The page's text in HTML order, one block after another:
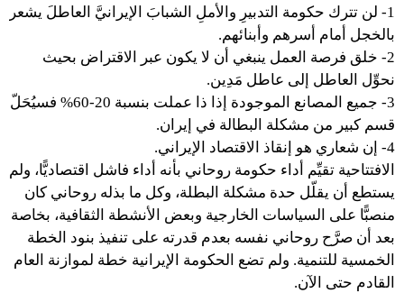
1- لن تترك حكومة التدبيرِ والأملِ الشبابَ الإيرانيَّ العاطلَ يشعر
بالخجل أمام أسرهم وأبنائهم.
2- خلق فرصة العمل ينبغي أن لا يكون عبر الاقتراض بحيث
نحوِّل العاطل إلى عاطل مَدِين.
3- جميع المصانع الموجودة إذا ذا عملت بنسبة 20-60% فسيُحَلّ
قسم كبير من مشكلة البطالة في إيران.
4- إن شعاري هو إنقاذ الاقتصاد الإيراني.
الافتتاحية تقيِّم أداء حكومة روحاني بأنه أداء فاشل اقتصاديًّا، ولم
يستطع أن يقلّل حدة مشكلة البطلة، وكل ما بذله روحاني كان
منصبًّا على السياسات الخارجية وبعض الأنشطة الثقافية، بخاصة
بعد أن صرَّح روحاني نفسه بعدم قدرته على تنفيذ بنود الخطة
الخمسية للتنمية. ولم تضع الحكومة الإيرانية خطة لموازنة العام
القادم حتى الآن.